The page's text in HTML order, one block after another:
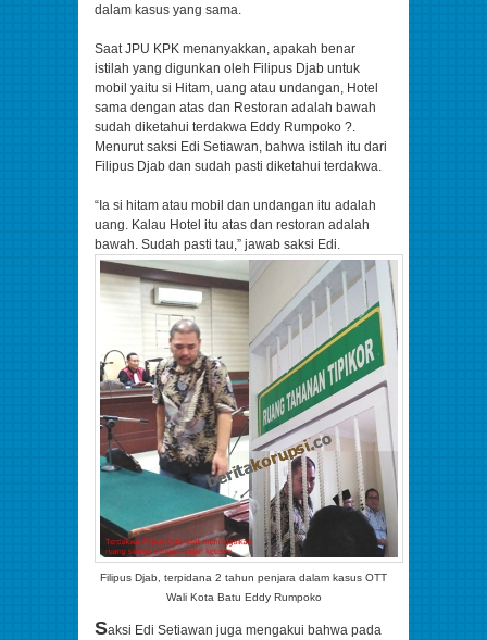
dalam kasus yang sama.
Saat JPU KPK menanyakkan, apakah benar
istilah yang digunkan oleh Filipus Djab untuk
mobil yaitu si Hitam, uang atau undangan, Hotel
sama dengan atas dan Restoran adalah bawah
sudah diketahui terdakwa Eddy Rumpoko ?.
Menurut saksi Edi Setiawan, bahwa istilah itu dari
Filipus Djab dan sudah pasti diketahui terdakwa.
“Ia si hitam atau mobil dan undangan itu adalah
uang. Kalau Hotel itu atas dan restoran adalah
bawah. Sudah pasti tau,” jawab saksi Edi.
Filipus Djab, terpidana 2 tahun penjara dalam kasus OTT
Wali Kota Batu Eddy Rumpoko
Saksi Edi Setiawan juga mengakui bahwa pada